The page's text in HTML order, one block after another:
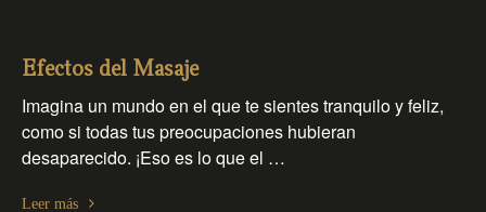
Efectos del Masaje
Imagina un mundo en el que te sientes tranquilo y feliz,
como si todas tus preocupaciones hubieran
desaparecido. ¡Eso es lo que el …
Leer más